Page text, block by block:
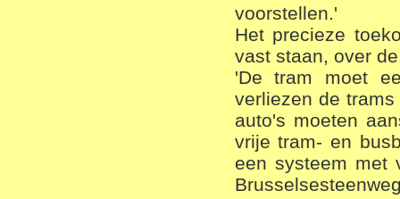
voorstellen.'
Het precieze
vast staan, over
'De tram moet
verliezen de
auto's moeten
vrije tram- en
een systeem met